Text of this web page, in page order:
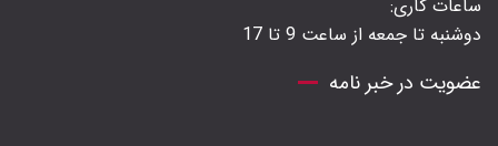
ساعات کاری:
دوشنبه تا جمعه از ساعت 9 تا 17
عضویت در خبر نامه